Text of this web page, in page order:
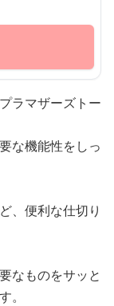
ラマザーズトー
な機能性をしっ
、便利な仕切り
なものをサッと
。